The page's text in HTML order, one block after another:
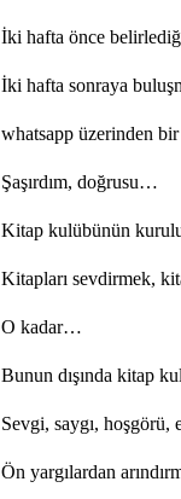
İki hafta önce
İki hafta sonraya
whatsapp üzerinden
Şaşırdım, doğrusu…
Kitap kulübünün
Kitapları sevdirmek,
O kadar…
Bunun dışında kitap
Sevgi, saygı, hoşgörü,
Ön yargılardan